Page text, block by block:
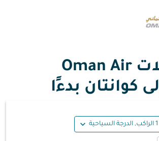
احجز رحلات Oman Air
كوانتان بدءًا
1 الراكب, الدرجة السياحية expand_more